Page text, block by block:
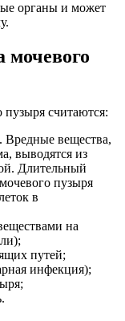
органы и может
пузыря считаются:
Вредные вещества,
выводятся из
Длительный
пузыря
в
на
путей;
инфекция);